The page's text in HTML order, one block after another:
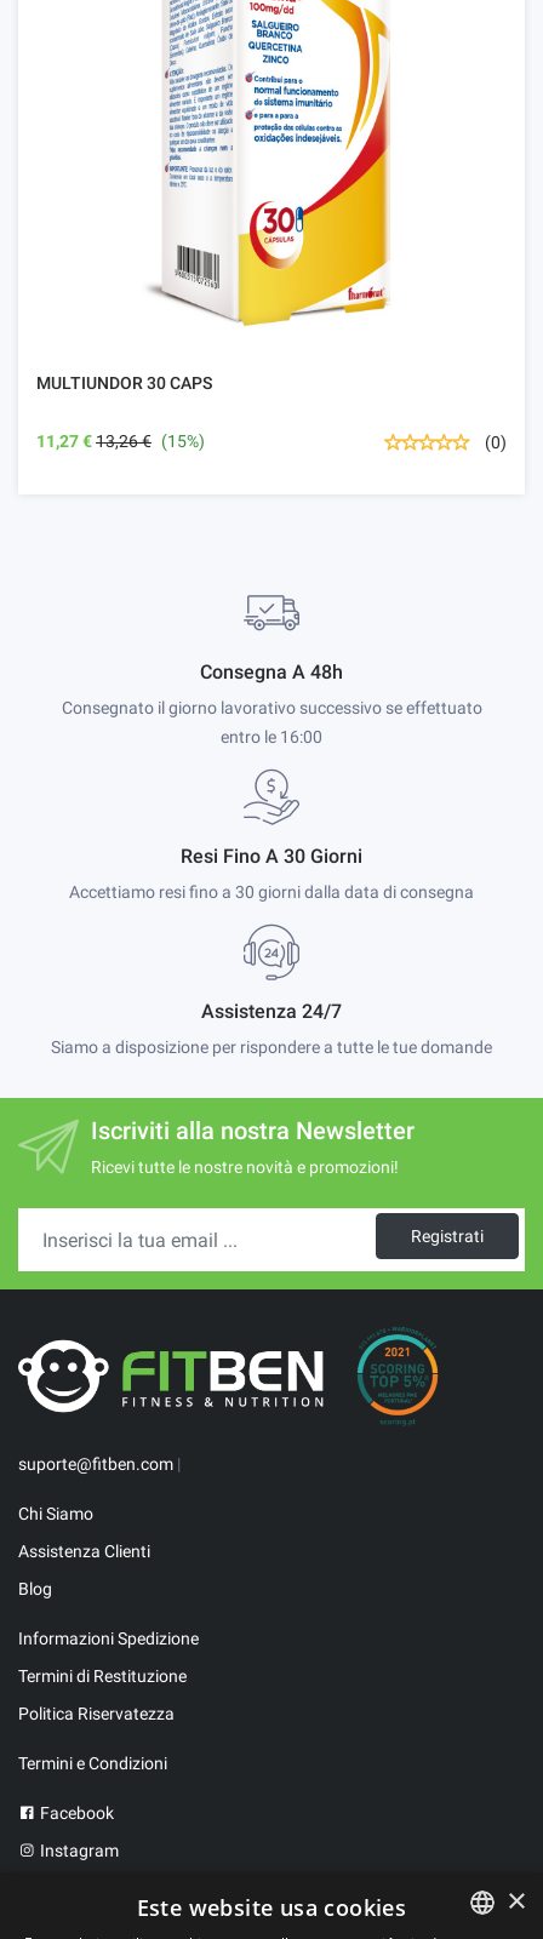
MULTIUNDOR 30 CAPS
11,27 €13,26 € (15%) (0)
Consegna A 48h
Consegnato il giorno lavorativo successivo se effettuato
entro le 16:00
Resi Fino A 30 Giorni
Accettiamo resi fino a 30 giorni dalla data di consegna
Assistenza 24/7
Siamo a disposizione per rispondere a tutte le tue domande
Iscriviti alla nostra Newsletter
Ricevi tutte le nostre novità e promozioni!
Registrati
suporte@fitben.com |
Chi Siamo
Assistenza Clienti
Blog
Informazioni Spedizione
Termini di Restituzione
Politica Riservatezza
Termini e Condizioni
Facebook
Instagram
×
Este website usa cookies